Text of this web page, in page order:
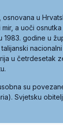
u
a uoči
1983. godine u
u četrdesetak
su
Svjetsku